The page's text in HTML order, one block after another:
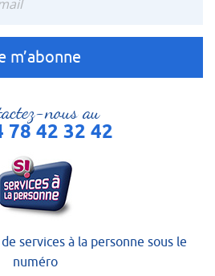
nous au
78 42 32 42
services à la personne sous le
numéro